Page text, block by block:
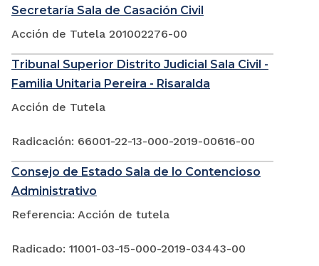
Secretaría Sala de Casación Civil
Acción de Tutela 201002276-00
Tribunal Superior Distrito Judicial Sala Civil -
Familia Unitaria Pereira - Risaralda
Acción de Tutela
Radicación: 66001-22-13-000-2019-00616-00
Consejo de Estado Sala de lo Contencioso
Administrativo
Referencia: Acción de tutela
Radicado: 11001-03-15-000-2019-03443-00